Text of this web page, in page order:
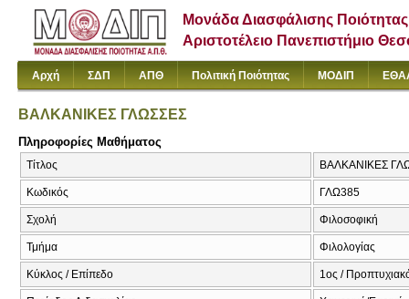
Μονάδα Διασφάλισης Ποιότητας
Αριστοτέλειο Πανεπιστήμιο
Αρχή ΣΔΠ ΑΠΘ Πολιτική Ποιότητας ΜΟΔΙΠ
ΒΑΛΚΑΝΙΚΕΣ ΓΛΩΣΣΕΣ
Πληροφορίες Μαθήματος
Τίτλος ΒΑΛΚΑΝΙΚΕΣ
Κωδικός ΓΛΩ385
Σχολή Φιλοσοφική
Τμήμα Φιλολογίας
Κύκλος / Επίπεδο 1ος /